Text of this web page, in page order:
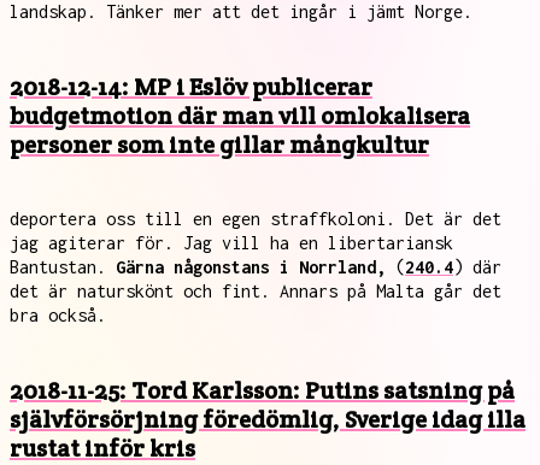
landskap. Tänker mer att det ingår i jämt Norge.
2018-12-14: MP i Eslöv publicerar
budgetmotion där man vill omlokalisera
personer som inte gillar mångkultur
deportera oss till en egen straffkoloni. Det är det
jag agiterar för. Jag vill ha en libertariansk
Bantustan. Gärna någonstans i Norrland, (240.4) där
det är naturskönt och fint. Annars på Malta går det
bra också.
2018-11-25: Tord Karlsson: Putins satsning på
självförsörjning föredömlig, Sverige idag illa
rustat inför kris